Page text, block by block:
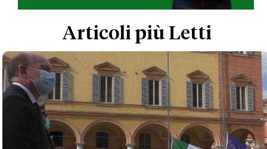
Articoli più Letti